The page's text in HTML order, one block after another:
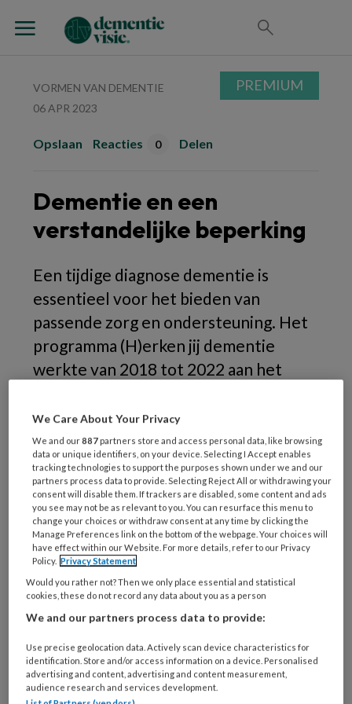
VORMEN VAN DEMENTIE
06 APR 2023
Opslaan Reacties 0 Delen
Dementie en een
verstandelijke beperking
Een tijdige diagnose dementie is
essentieel voor het bieden van
passende zorg en ondersteuning. Het
programma (H)erken jij dementie
werkte van 2018 tot 2022 aan het
vaststellen van (mogelijke) dementie
bij mensen met een verstandelijke
beperking. In een reeks van vier
artikelen delen wij een aantal
belangrijke inzichten en enkele
relevante initiatieven. We beginnen
met een introductie.
Ongeveer
PREMIUM
PREMIUM
We Care About Your Privacy
We and our887 partners store and access personal data, like browsing
data or unique identifiers, on your device. Selecting I Accept enables
tracking technologies to support the purposes shown under we and our
partners process data to provide. Selecting Reject All or withdrawing your
consent will disable them. If trackers are disabled, some content and ads
you see may not be as relevant to you. You can resurface this menu to
change your choices or withdraw consent at any time by clicking the
Manage Preferences link on the bottom of the webpage. Your choices will
have effect within our Website. For more details, refer to our Privacy
Policy. Privacy Statement
Would you rather not? Then we only place essential and statistical
cookies, these do not record any data about you as a person
We and our partners process data to provide:
Use precise geolocation data. Actively scan device characteristics for
identification. Store and/or access information on a device. Personalised
advertising and content, advertising and content measurement,
audience research and services development.